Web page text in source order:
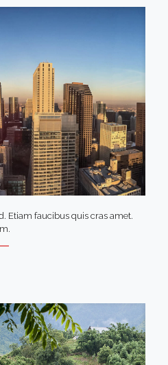
Etiam faucibus quis cras amet.